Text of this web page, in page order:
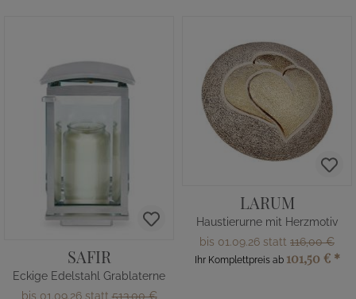
SAFIR
Eckige Edelstahl Grablaterne
bis 01.09.26 statt513,00 €
LARUM
Haustierurne mit Herzmotiv
bis 01.09.26 statt 116,00 €
Ihr Komplettpreis ab 101,50 € *